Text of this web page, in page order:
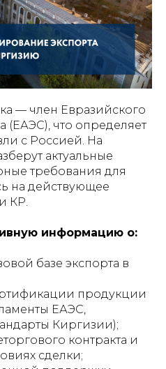
— член Евразийского
(ЕАЭС), что определяет
с Россией. На
актуальные
требования для
на действующее
КР.
информацию о:
базе экспорта в
продукции
ЕАЭС,
Киргизии);
контракта и
сделки;